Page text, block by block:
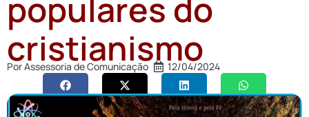
populares do
cristianismo
PorAssessoria de Comunicação 12/04/2024